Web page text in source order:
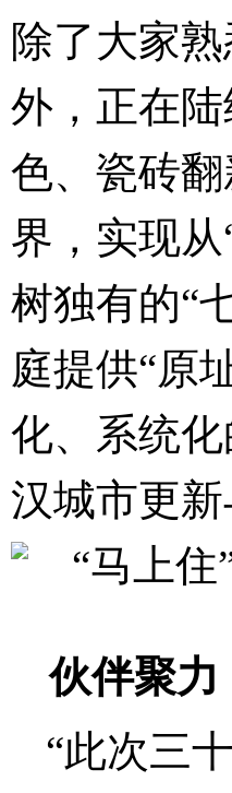
除了大家
外，正在
色、瓷砖
界，实现
树独有的“
庭提供“原
化、系统
汉城市更
伙伴聚力
“此次三